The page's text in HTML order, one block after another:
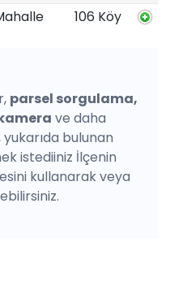
106 Köy
parsel sorgulama,
ve daha
bulunan
istediiniz İlçenin
kullanarak veya